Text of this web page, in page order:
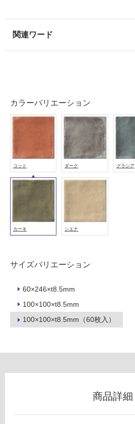
カラーバリエーション
コット ダーク グラシア
カーキ シエナ
サイズバリエーション
60×246×t8.5mm
100×100×t8.5mm
100×100×t8.5mm（60枚入）
浴
室
壁
能
使
用
能
(寒
冷
地
外)
使
フ
ロ
リ
商品詳細